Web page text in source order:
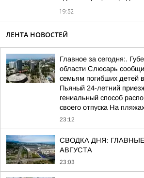
19:52
ЛЕНТА НОВОСТЕЙ
Главное за сегодня:.
области Слюсарь
семьям погибших детей
Пьяный 24-летний
гениальный способ
своего отпуска На
23:12
СВОДКА ДНЯ:
АВГУСТА
23:03